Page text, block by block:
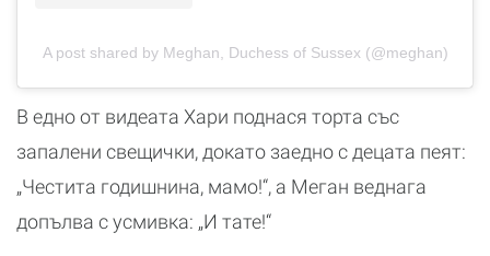
A post shared by Meghan, Duchess of Sussex (@meghan)
В едно от видеата Хари поднася торта със
запалени свещички, докато заедно с децата пеят:
„Честита годишнина, мамо!“, а Меган веднага
допълва с усмивка: „И тате!“